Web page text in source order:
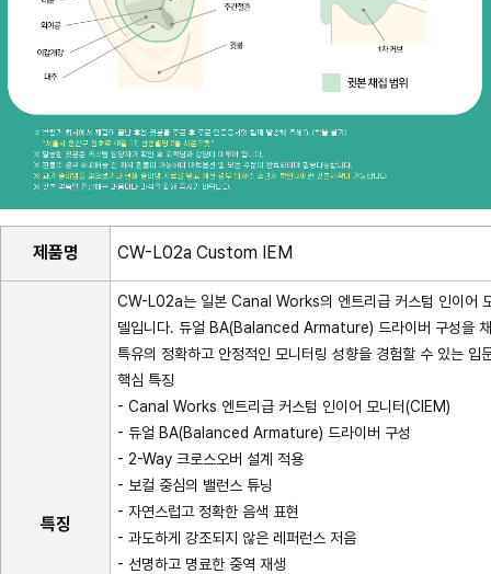
제품명 CW-L02a Custom IEM
특징
CW-L02a는 일본 Canal Works의 엔트리급 커스텀 인이어
델입니다. 듀얼 BA(Balanced Armature) 드라이버 구성을
특유의 정확하고 안정적인 모니터링 성향을 경험할 수 있는 입
핵심 특징
- Canal Works 엔트리급 커스텀 인이어 모니터(CIEM)
- 듀얼 BA(Balanced Armature) 드라이버 구성
- 2-Way 크로스오버 설계 적용
- 보컬 중심의 밸런스 튜닝
- 자연스럽고 정확한 음색 표현
- 과도하게 강조되지 않은 레퍼런스 저음
- 선명하고 명료한 중역 재생